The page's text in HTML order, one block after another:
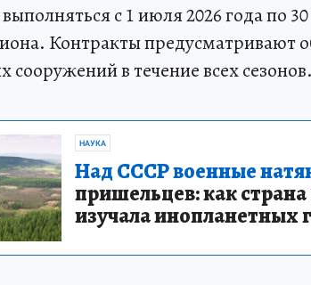
с 1 июля 2026 года по
Контракты предусматривают
сооружений в течение всех сезонов.
НАУКА
Над СССР военные
пришельцев: как страна
изучала инопланетных